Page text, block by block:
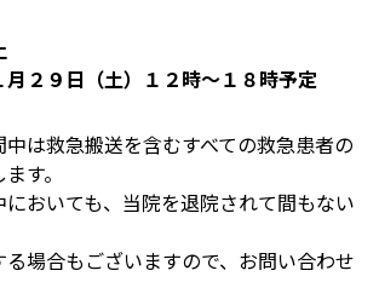
２９日（土）１２時～１８時予定
中は救急搬送を含むすべての救急患者の
す。
おいても、当院を退院されて間もない
場合もございますので、お問い合わせ